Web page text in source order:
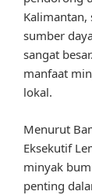
Kalimantan,
sumber
sangat
manfaat
lokal.
Menurut
Eksekutif
minyak
penting